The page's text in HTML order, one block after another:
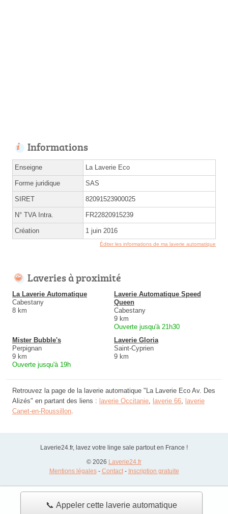
📞 Appeler cette laverie automatique
Informations
Enseigne La Laverie Eco
Forme juridique SAS
SIRET 82091523900025
N° TVA Intra. FR22820915239
Création 1 juin 2016
Éditer les informations de ma laverie automatique
Laveries à proximité
La Laverie Automatique
Cabestany
8 km
Laverie Automatique Speed
Queen
Cabestany
9 km
Ouverte jusqu'à 21h30
Mister Bubble's
Perpignan
9 km
Ouverte jusqu'à 19h
Laverie Gloria
Saint-Cyprien
9 km
Retrouvez la page de la laverie automatique "La Laverie Eco Av. Des
Alizés" en partant des liens : laverie Occitanie, laverie 66, laverie
Canet-en-Roussillon.
Laverie24.fr, lavez votre linge sale partout en France !
© 2026 Laverie24.fr
Mentions légales- Contact- Inscription gratuite